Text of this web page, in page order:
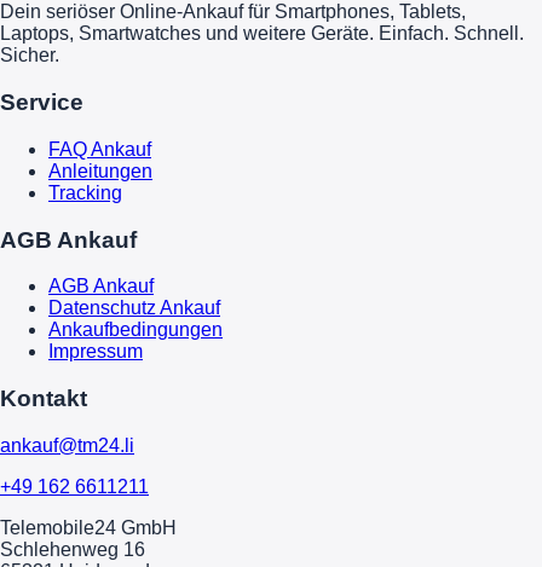
Dein seriöser Online-Ankauf für Smartphones, Tablets,
Laptops, Smartwatches und weitere Geräte. Einfach. Schnell.
Sicher.
Service
FAQ Ankauf
Anleitungen
Tracking
AGB Ankauf
AGB Ankauf
Datenschutz Ankauf
Ankaufbedingungen
Impressum
Kontakt
ankauf@tm24.li
+49 162 6611211
Telemobile24 GmbH
Schlehenweg 16